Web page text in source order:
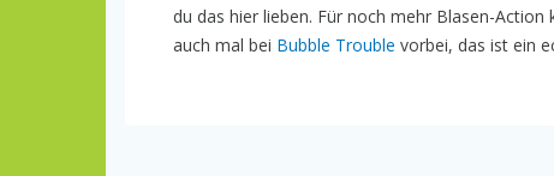
du das hier lieben. Für noch mehr Blasen-Action
auch mal bei Bubble Trouble vorbei, das ist ein